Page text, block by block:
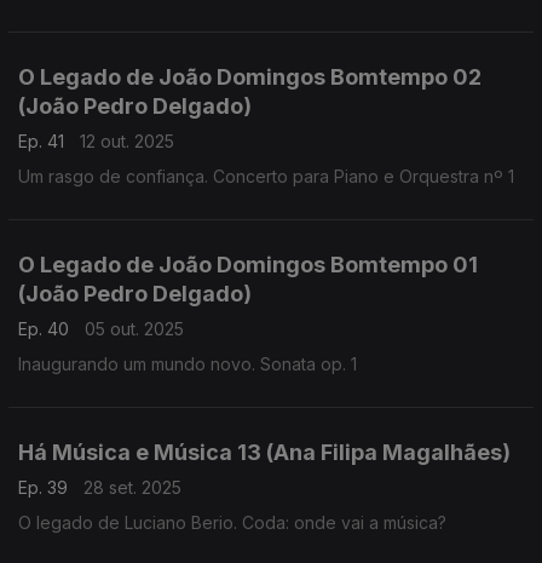
O Legado de João Domingos Bomtempo 02
(João Pedro Delgado)
Ep. 41
12 out. 2025
Um rasgo de confiança. Concerto para Piano e Orquestra nº 1
O Legado de João Domingos Bomtempo 01
(João Pedro Delgado)
Ep. 40
05 out. 2025
Inaugurando um mundo novo. Sonata op. 1
Há Música e Música 13 (Ana Filipa Magalhães)
Ep. 39
28 set. 2025
O legado de Luciano Berio. Coda: onde vai a música?